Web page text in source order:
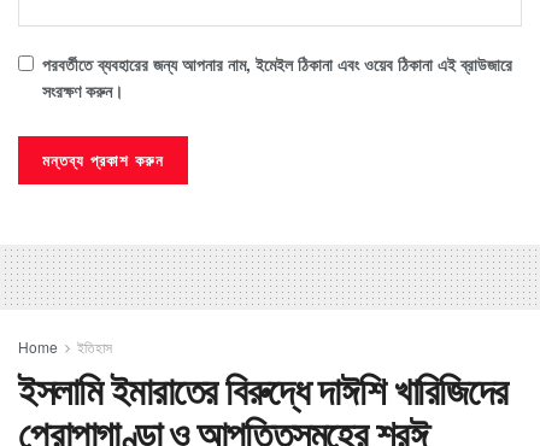
পরবর্তীতে ব্যবহারের জন্য আপনার নাম, ইমেইল ঠিকানা এবং ওয়েব ঠিকানা এই ব্রাউজারে
সংরক্ষণ করুন।
Home ইতিহাস
ইসলামি ইমারাতের বিরুদ্ধে দাঈশি খারিজিদের
প্রোপাগাণ্ডা ও আপত্তিসমূহের শরঈ